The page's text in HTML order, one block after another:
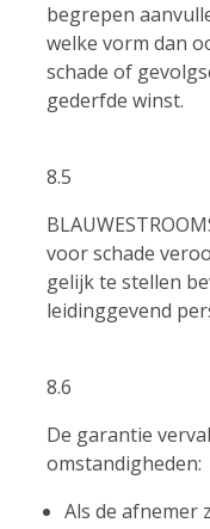
begrepen
welke vorm dan
schade of
gederfde winst.
8.5
voor schade
gelijk te stellen
leidinggevend
8.6
De garantie
omstandigheden:
Als de afnemer